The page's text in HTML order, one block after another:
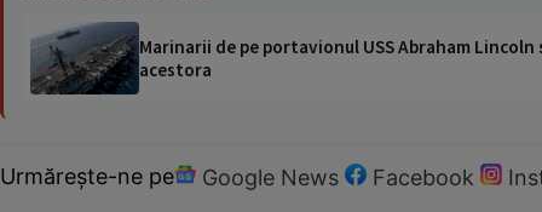
Marinarii de pe portavionul USS Abraham
acestora
Urmărește-ne pe Google News Facebook